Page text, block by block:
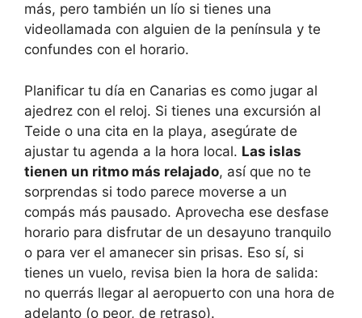
más, pero también un lío si tienes una
videollamada con alguien de la península y te
confundes con el horario.
Planificar tu día en Canarias es como jugar al
ajedrez con el reloj. Si tienes una excursión al
Teide o una cita en la playa, asegúrate de
ajustar tu agenda a la hora local. Las islas
tienen un ritmo más relajado, así que no te
sorprendas si todo parece moverse a un
compás más pausado. Aprovecha ese desfase
horario para disfrutar de un desayuno tranquilo
o para ver el amanecer sin prisas. Eso sí, si
tienes un vuelo, revisa bien la hora de salida:
no querrás llegar al aeropuerto con una hora de
adelanto (o peor, de retraso).